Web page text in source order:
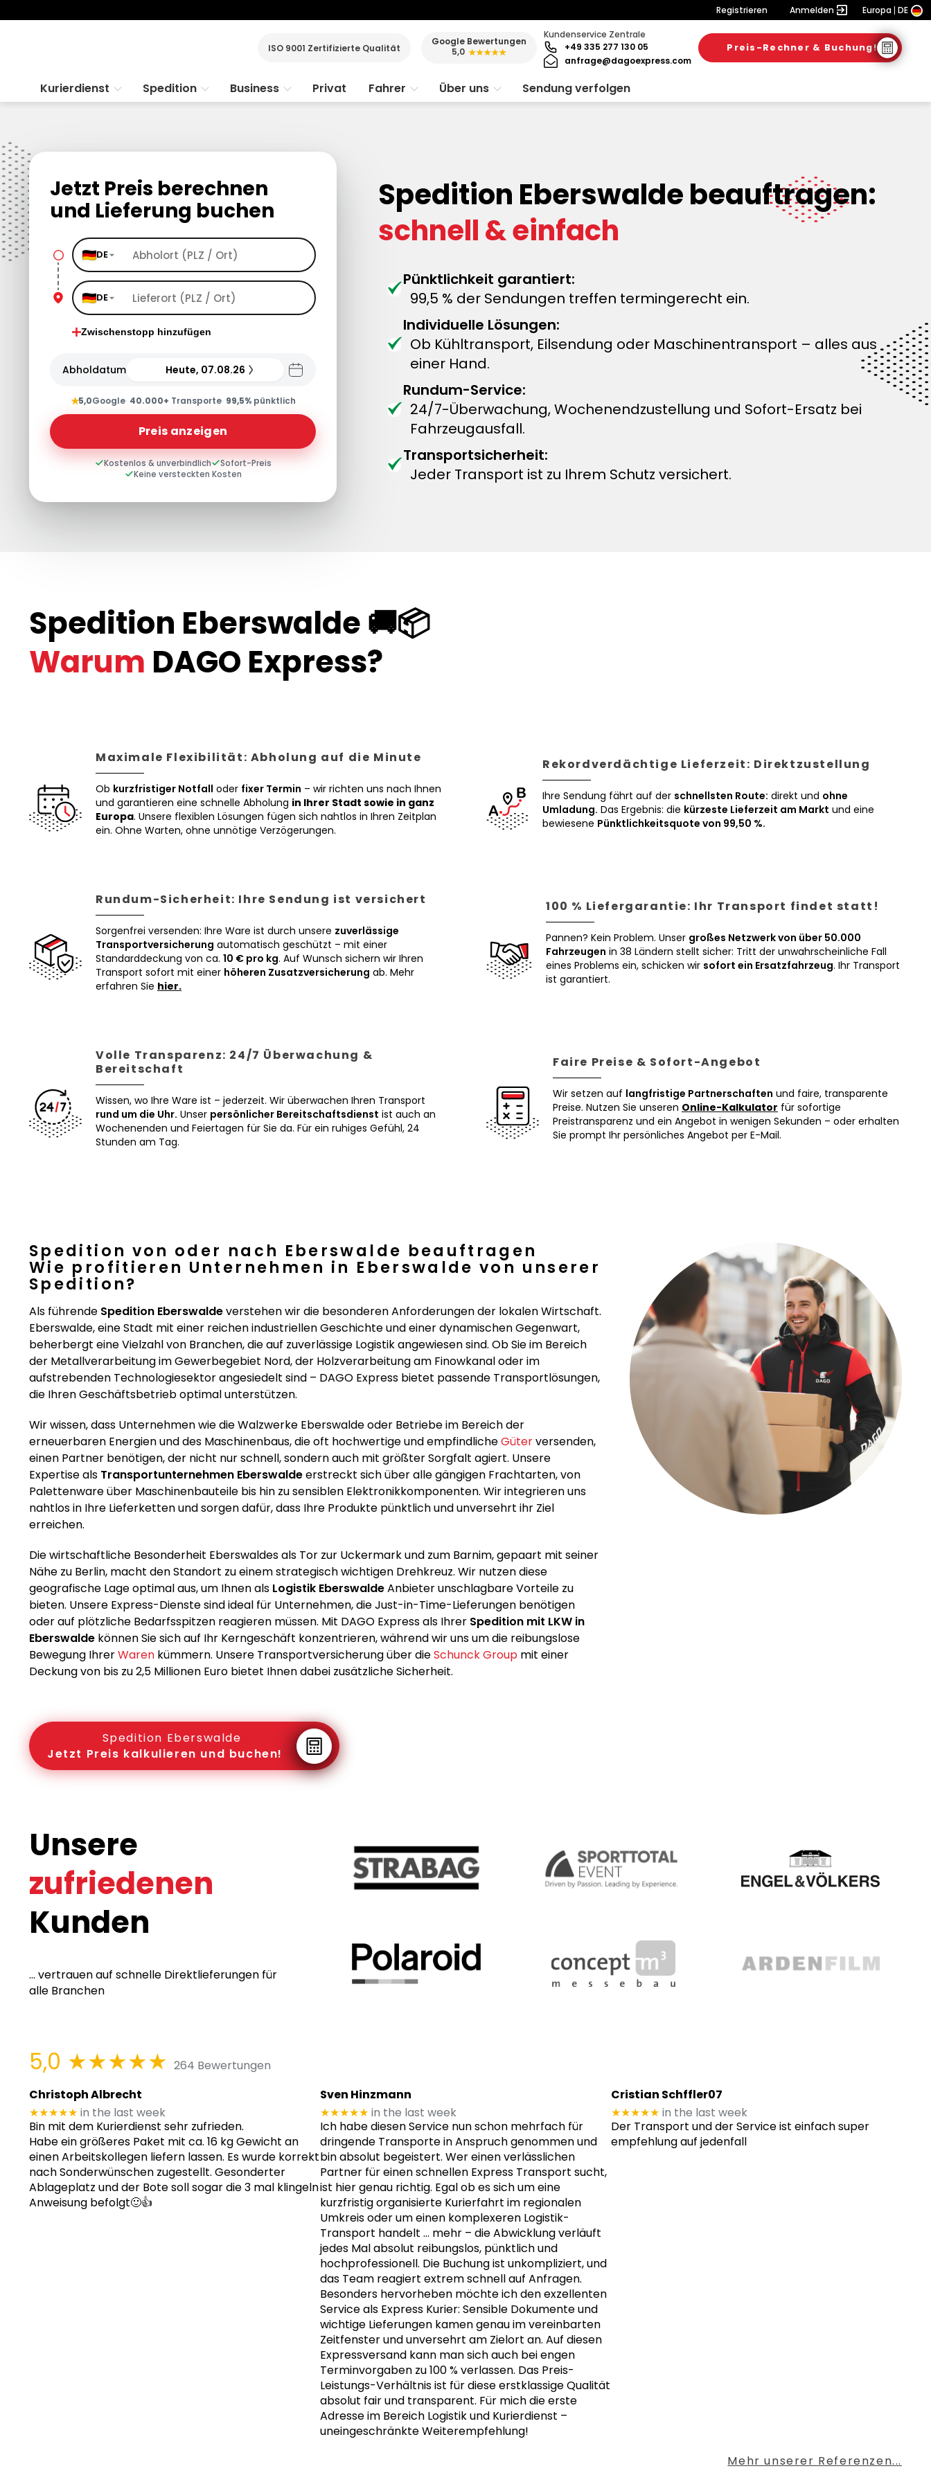
Registrieren Anmelden Europa DE
ISO 9001 Zertifizierte Qualität
Google Bewertungen
5,0 ★★★★★
Kundenservice Zentrale
+49 335 277 130 05
anfrage@dagoexpress.com
Preis-Rechner & Buchung!
Kurierdienst Spedition Business Privat Fahrer Über uns Sendung verfolgen
Jetzt Preis berechnen
und Lieferung buchen
DE
DE
Zwischenstopp hinzufügen
Abholdatum Heute, 07.08.26
★5,0Google· 40.000+ Transporte· 99,5%pünktlich
Preis anzeigen
Kostenlos & unverbindlich
Sofort-Preis
Keine versteckten Kosten
Spedition Eberswalde beauftragen:
schnell & einfach
Pünktlichkeit garantiert:
99,5 % der Sendungen treffen termingerecht ein.
Individuelle Lösungen:
Ob Kühltransport, Eilsendung oder Maschinentransport – alles aus
einer Hand.
Rundum-Service:
24/7-Überwachung, Wochenendzustellung und Sofort-Ersatz bei
Fahrzeugausfall.
Transportsicherheit:
Jeder Transport ist zu Ihrem Schutz versichert.
Spedition Eberswalde 🚚📦
Warum DAGO Express?
Maximale Flexibilität: Abholung auf die Minute
Ob kurzfristiger Notfall oder fixer Termin – wir richten uns nach Ihnen
und garantieren eine schnelle Abholung in Ihrer Stadt sowie in ganz
Europa. Unsere flexiblen Lösungen fügen sich nahtlos in Ihren Zeitplan
ein. Ohne Warten, ohne unnötige Verzögerungen.
Rekordverdächtige Lieferzeit: Direktzustellung
Ihre Sendung fährt auf der schnellsten Route: direkt und ohne
Umladung. Das Ergebnis: die kürzeste Lieferzeit am Markt und eine
bewiesene Pünktlichkeitsquote von 99,50 %.
Rundum-Sicherheit: Ihre Sendung ist versichert
Sorgenfrei versenden: Ihre Ware ist durch unsere zuverlässige
Transportversicherung automatisch geschützt – mit einer
Standarddeckung von ca. 10 € pro kg. Auf Wunsch sichern wir Ihren
Transport sofort mit einer höheren Zusatzversicherung ab. Mehr
erfahren Sie hier.
100 % Liefergarantie: Ihr Transport findet statt!
Pannen? Kein Problem. Unser großes Netzwerk von über 50.000
Fahrzeugen in 38 Ländern stellt sicher: Tritt der unwahrscheinliche Fall
eines Problems ein, schicken wir sofort ein Ersatzfahrzeug. Ihr Transport
ist garantiert.
Volle Transparenz: 24/7 Überwachung &
Bereitschaft
Wissen, wo Ihre Ware ist – jederzeit. Wir überwachen Ihren Transport
rund um die Uhr. Unser persönlicher Bereitschaftsdienst ist auch an
Wochenenden und Feiertagen für Sie da. Für ein ruhiges Gefühl, 24
Stunden am Tag.
Faire Preise & Sofort-Angebot
Wir setzen auf langfristige Partnerschaften und faire, transparente
Preise. Nutzen Sie unseren Online-Kalkulator für sofortige
Preistransparenz und ein Angebot in wenigen Sekunden – oder erhalten
Sie prompt Ihr persönliches Angebot per E-Mail.
Spedition von oder nach Eberswalde beauftragen
Wie profitieren Unternehmen in Eberswalde von unserer
Spedition?
Als führende Spedition Eberswaldeverstehen wir die besonderen Anforderungen der lokalen Wirtschaft.
Eberswalde, eine Stadt mit einer reichen industriellen Geschichte und einer dynamischen Gegenwart,
beherbergt eine Vielzahl von Branchen, die auf zuverlässige Logistik angewiesen sind. Ob Sie im Bereich
der Metallverarbeitung im Gewerbegebiet Nord, der Holzverarbeitung am Finowkanal oder im
aufstrebenden Technologiesektor angesiedelt sind – DAGO Express bietet passende Transportlösungen,
die Ihren Geschäftsbetrieb optimal unterstützen.
Wir wissen, dass Unternehmen wie die Walzwerke Eberswalde oder Betriebe im Bereich der
erneuerbaren Energien und des Maschinenbaus, die oft hochwertige und empfindlicheGüterversenden,
einen Partner benötigen, der nicht nur schnell, sondern auch mit größter Sorgfalt agiert. Unsere
Expertise als Transportunternehmen Eberswaldeerstreckt sich über alle gängigen Frachtarten, von
Palettenware über Maschinenbauteile bis hin zu sensiblen Elektronikkomponenten. Wir integrieren uns
nahtlos in Ihre Lieferketten und sorgen dafür, dass Ihre Produkte pünktlich und unversehrt ihr Ziel
erreichen.
Die wirtschaftliche Besonderheit Eberswaldes als Tor zur Uckermark und zum Barnim, gepaart mit seiner
Nähe zu Berlin, macht den Standort zu einem strategisch wichtigen Drehkreuz. Wir nutzen diese
geografische Lage optimal aus, um Ihnen als Logistik EberswaldeAnbieter unschlagbare Vorteile zu
bieten. Unsere Express-Dienste sind ideal für Unternehmen, die Just-in-Time-Lieferungen benötigen
oder auf plötzliche Bedarfsspitzen reagieren müssen. Mit DAGO Express als Ihrer Spedition mit LKW in
Eberswalde können Sie sich auf Ihr Kerngeschäft konzentrieren, während wir uns um die reibungslose
Bewegung IhrerWaren kümmern. Unsere Transportversicherung über dieSchunck Group mit einer
Deckung von bis zu 2,5 Millionen Euro bietet Ihnen dabei zusätzliche Sicherheit.
Spedition Eberswalde
Jetzt Preis kalkulieren und buchen!
Unsere
zufriedenen
Kunden
... vertrauen auf schnelle Direktlieferungen für
alle Branchen
5,0 ★★★★★ 264 Bewertungen
Christoph Albrecht
★★★★★ in the last week
Bin mit dem Kurierdienst sehr zufrieden.
Habe ein größeres Paket mit ca. 16 kg Gewicht an
einen Arbeitskollegen liefern lassen. Es wurde korrekt
nach Sonderwünschen zugestellt. Gesonderter
Ablageplatz und der Bote soll sogar die 3 mal klingeln
Anweisung befolgt🙂👍
Sven Hinzmann
★★★★★ in the last week
Ich habe diesen Service nun schon mehrfach für
dringende Transporte in Anspruch genommen und
bin absolut begeistert. Wer einen verlässlichen
Partner für einen schnellen Express Transport sucht,
ist hier genau richtig. Egal ob es sich um eine
kurzfristig organisierte Kurierfahrt im regionalen
Umkreis oder um einen komplexeren Logistik-
Transport handelt … mehr– die Abwicklung verläuft
jedes Mal absolut reibungslos, pünktlich und
hochprofessionell. Die Buchung ist unkompliziert, und
das Team reagiert extrem schnell auf Anfragen.
Besonders hervorheben möchte ich den exzellenten
Service als Express Kurier: Sensible Dokumente und
wichtige Lieferungen kamen genau im vereinbarten
Zeitfenster und unversehrt am Zielort an. Auf diesen
Expressversand kann man sich auch bei engen
Terminvorgaben zu 100 % verlassen. Das Preis-
Leistungs-Verhältnis ist für diese erstklassige Qualität
absolut fair und transparent. Für mich die erste
Adresse im Bereich Logistik und Kurierdienst –
uneingeschränkte Weiterempfehlung!
Cristian Schffler07
★★★★★ in the last week
Der Transport und der Service ist einfach super
empfehlung auf jedenfall
Mehr unserer Referenzen...